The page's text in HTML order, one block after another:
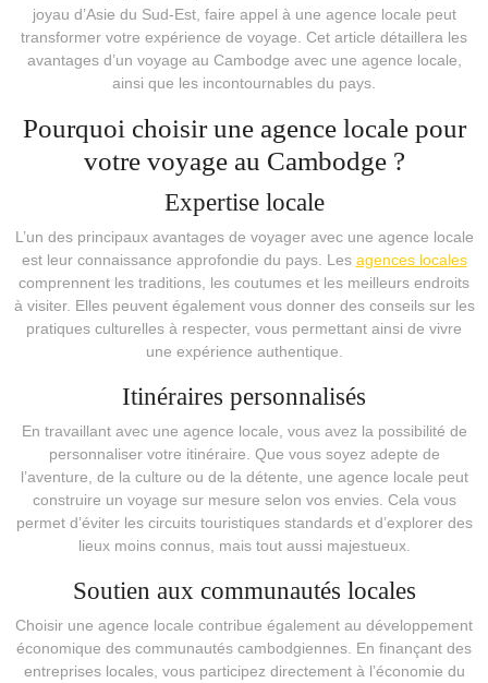
joyau d’Asie du Sud-Est, faire appel à une agence locale peut
transformer votre expérience de voyage. Cet article détaillera les
avantages d’un voyage au Cambodge avec une agence locale,
ainsi que les incontournables du pays.
Pourquoi choisir une agence locale pour
votre voyage au Cambodge ?
Expertise locale
L’un des principaux avantages de voyager avec une agence locale
est leur connaissance approfondie du pays. Les agences locales
comprennent les traditions, les coutumes et les meilleurs endroits
à visiter. Elles peuvent également vous donner des conseils sur les
pratiques culturelles à respecter, vous permettant ainsi de vivre
une expérience authentique.
Itinéraires personnalisés
En travaillant avec une agence locale, vous avez la possibilité de
personnaliser votre itinéraire. Que vous soyez adepte de
l’aventure, de la culture ou de la détente, une agence locale peut
construire un voyage sur mesure selon vos envies. Cela vous
permet d’éviter les circuits touristiques standards et d’explorer des
lieux moins connus, mais tout aussi majestueux.
Soutien aux communautés locales
Choisir une agence locale contribue également au développement
économique des communautés cambodgiennes. En finançant des
entreprises locales, vous participez directement à l’économie du